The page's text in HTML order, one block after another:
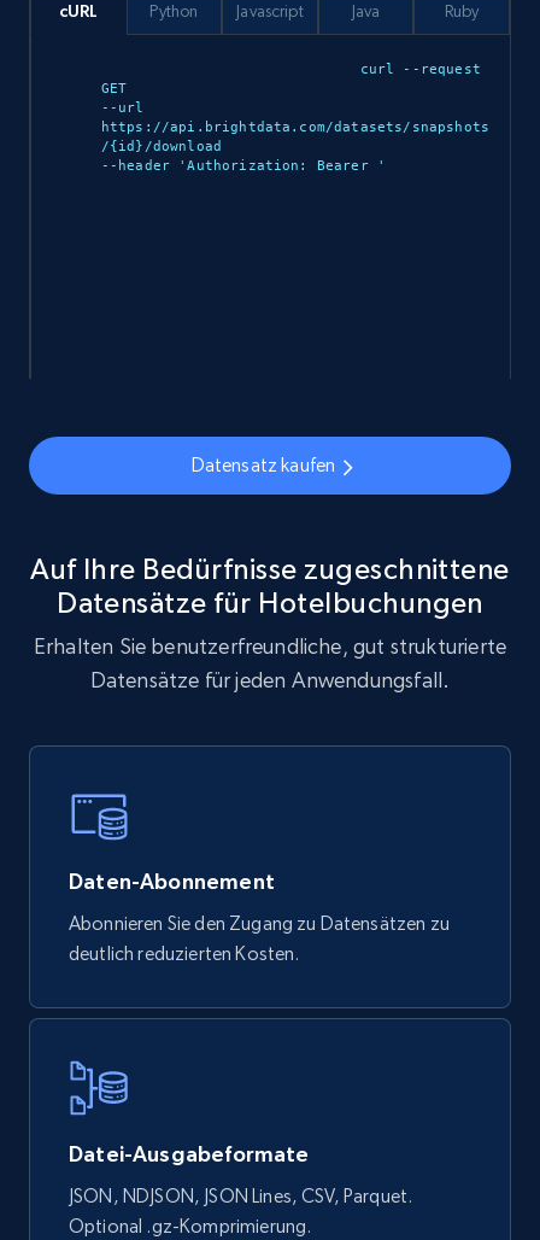
cURL
curl --request
GET
--url
https://api.brightdata.com/datasets/snapshots
/{id}/download
--header 'Authorization: Bearer
'
Python Javascript Java Ruby
Datensatz kaufen
Auf Ihre Bedürfnisse zugeschnittene
Datensätze für Hotelbuchungen
Erhalten Sie benutzerfreundliche, gut strukturierte
Datensätze für jeden Anwendungsfall.
Daten-Abonnement
Abonnieren Sie den Zugang zu Datensätzen zu
deutlich reduzierten Kosten.
Datei-Ausgabeformate
JSON, NDJSON, JSON Lines, CSV, Parquet.
Optional .gz-Komprimierung.